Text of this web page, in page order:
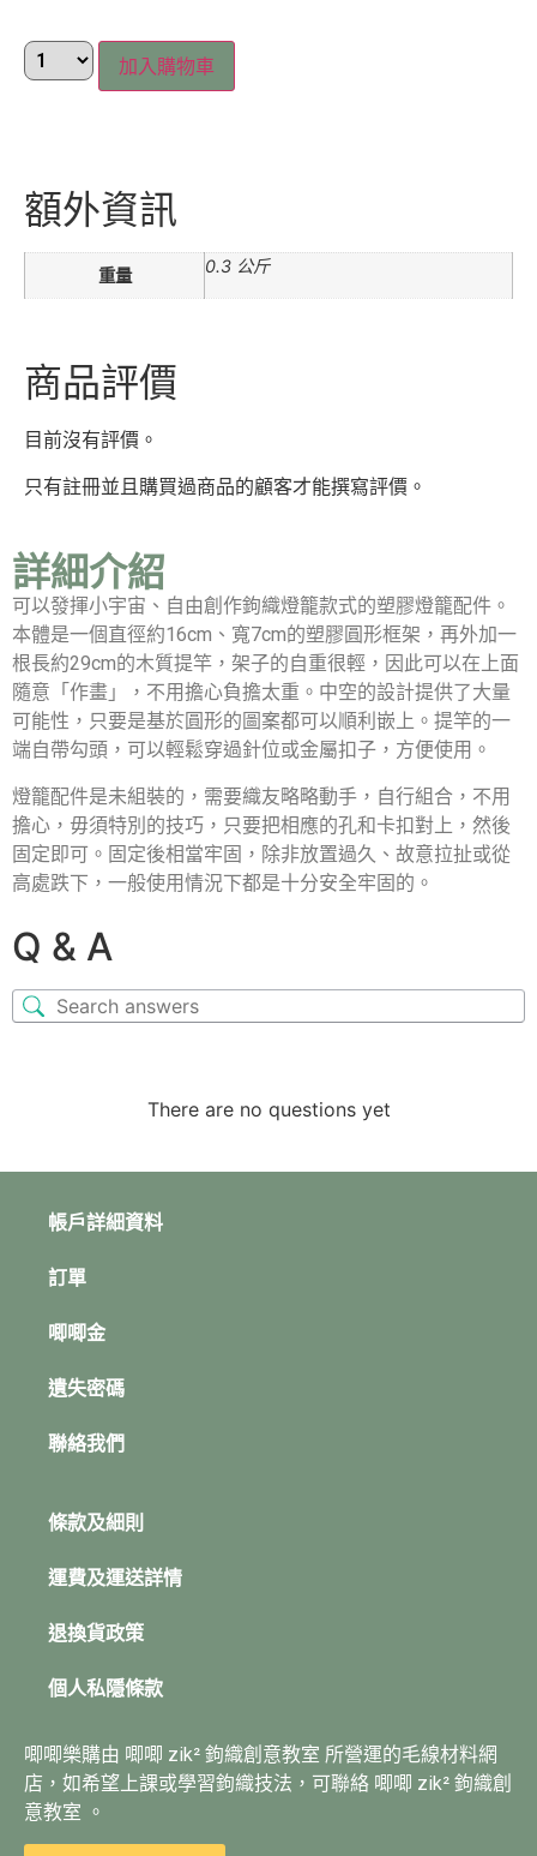
加入購物車
額外資訊
重量 0.3 公斤
商品評價
目前沒有評價。
只有註冊並且購買過商品的顧客才能撰寫評價。
詳細介紹
可以發揮小宇宙、自由創作鉤織燈籠款式的塑膠燈籠配件。
本體是一個直徑約16cm、寬7cm的塑膠圓形框架，再外加一
根長約29cm的木質提竿，架子的自重很輕，因此可以在上面
隨意「作畫」，不用擔心負擔太重。中空的設計提供了大量
可能性，只要是基於圓形的圖案都可以順利嵌上。提竿的一
端自帶勾頭，可以輕鬆穿過針位或金屬扣子，方便使用。
燈籠配件是未組裝的，需要織友略略動手，自行組合，不用
擔心，毋須特別的技巧，只要把相應的孔和卡扣對上，然後
固定即可。固定後相當牢固，除非放置過久、故意拉扯或從
高處跌下，一般使用情況下都是十分安全牢固的。
Q & A
There are no questions yet
帳戶詳細資料
訂單
唧唧金
遺失密碼
聯絡我們
條款及細則
運費及運送詳情
退換貨政策
個人私隱條款
唧唧樂購由 唧唧 zik² 鉤織創意教室 所營運的毛線材料網
店，如希望上課或學習鉤織技法，可聯絡 唧唧 zik² 鉤織創
意教室 。